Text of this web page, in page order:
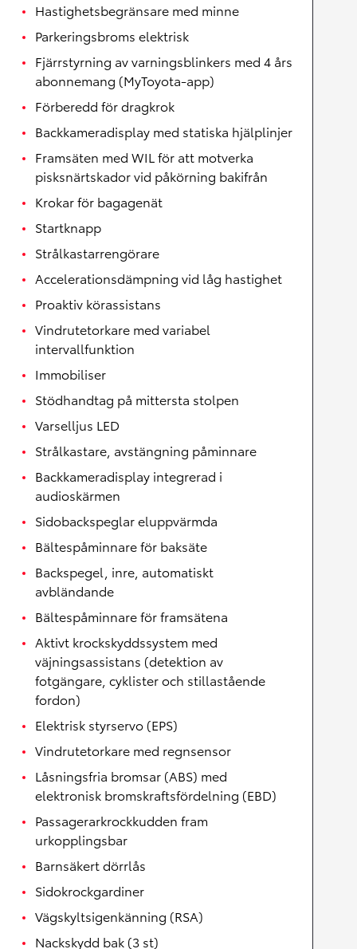
Hastighetsbegränsare med minne
Parkeringsbroms elektrisk
Fjärrstyrning av varningsblinkers med 4 års
abonnemang (MyToyota-app)
Förberedd för dragkrok
Backkameradisplay med statiska hjälplinjer
Framsäten med WIL för att motverka
pisksnärtskador vid påkörning bakifrån
Krokar för bagagenät
Startknapp
Strålkastarrengörare
Accelerationsdämpning vid låg hastighet
Proaktiv körassistans
Vindrutetorkare med variabel
intervallfunktion
Immobiliser
Stödhandtag på mittersta stolpen
Varselljus LED
Strålkastare, avstängning påminnare
Backkameradisplay integrerad i
audioskärmen
Sidobackspeglar eluppvärmda
Bältespåminnare för baksäte
Backspegel, inre, automatiskt
avbländande
Bältespåminnare för framsätena
Aktivt krockskyddssystem med
väjningsassistans (detektion av
fotgängare, cyklister och stillastående
fordon)
Elektrisk styrservo (EPS)
Vindrutetorkare med regnsensor
Låsningsfria bromsar (ABS) med
elektronisk bromskraftsfördelning (EBD)
Passagerarkrockkudden fram
urkopplingsbar
Barnsäkert dörrlås
Sidokrockgardiner
Vägskyltsigenkänning (RSA)
Nackskydd bak (3 st)